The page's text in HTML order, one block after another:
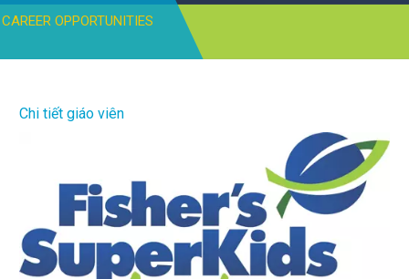
CAREER OPPORTUNITIES
Chi tiết giáo viên